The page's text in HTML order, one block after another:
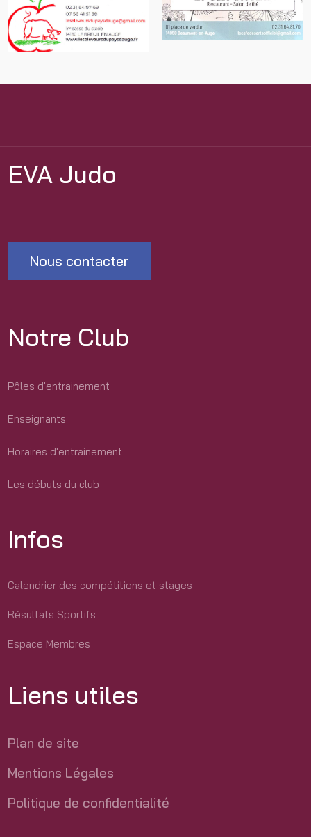
EVA Judo
Nous contacter
Notre Club
Pôles d'entrainement
Enseignants
Horaires d'entrainement
Les débuts du club
Infos
Calendrier des compétitions et stages
Résultats Sportifs
Espace Membres
Liens utiles
Plan de site
Mentions Légales
Politique de confidentialité